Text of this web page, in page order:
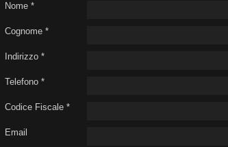
Nome *
Cognome *
Indirizzo *
Telefono *
Codice Fiscale *
Email